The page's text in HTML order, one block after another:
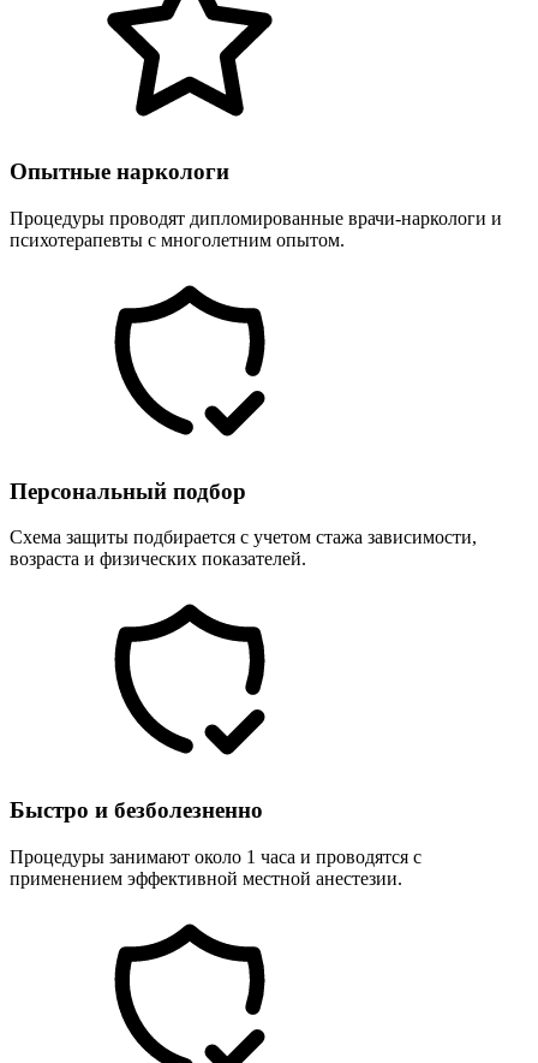
Опытные наркологи
Процедуры проводят дипломированные врачи-наркологи и
психотерапевты с многолетним опытом.
Персональный подбор
Схема защиты подбирается с учетом стажа зависимости,
возраста и физических показателей.
Быстро и безболезненно
Процедуры занимают около 1 часа и проводятся с
применением эффективной местной анестезии.